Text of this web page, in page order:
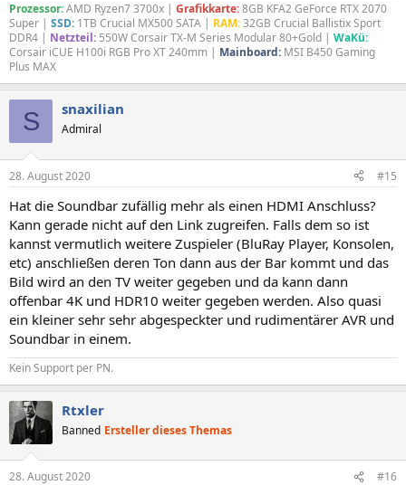
Prozessor:AMD Ryzen7 3700x | Grafikkarte:8GB KFA2 GeForce RTX 2070
Super | SSD: 1TB Crucial MX500 SATA | RAM:32GB Crucial Ballistix Sport
DDR4 | Netzteil: 550W Corsair TX-M Series Modular 80+Gold | WaKü:
Corsair iCUE H100i RGB Pro XT 240mm | Mainboard: MSI B450 Gaming
Plus MAX
S snaxilian
Admiral
28. August 2020 #15
Hat die Soundbar zufällig mehr als einen HDMI Anschluss?
Kann gerade nicht auf den Link zugreifen. Falls dem so ist
kannst vermutlich weitere Zuspieler (BluRay Player, Konsolen,
etc) anschließen deren Ton dann aus der Bar kommt und das
Bild wird an den TV weiter gegeben und da kann dann
offenbar 4K und HDR10 weiter gegeben werden. Also quasi
ein kleiner sehr sehr abgespeckter und rudimentärer AVR und
Soundbar in einem.
Kein Support per PN.
Rtxler
Banned Ersteller dieses Themas
28. August 2020 #16